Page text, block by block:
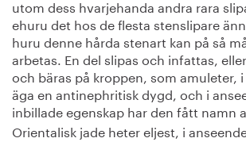
utom dess hvarjehanda andra rara
ehuru det hos de flesta stenslipare
huru denne hårda stenart kan på så
arbetas. En del slipas och infattas,
och bäras på kroppen, som amuleter,
äga en antinephritisk dygd, och i
inbillade egenskap har den fått namn
Orientalisk jade heter eljest, i